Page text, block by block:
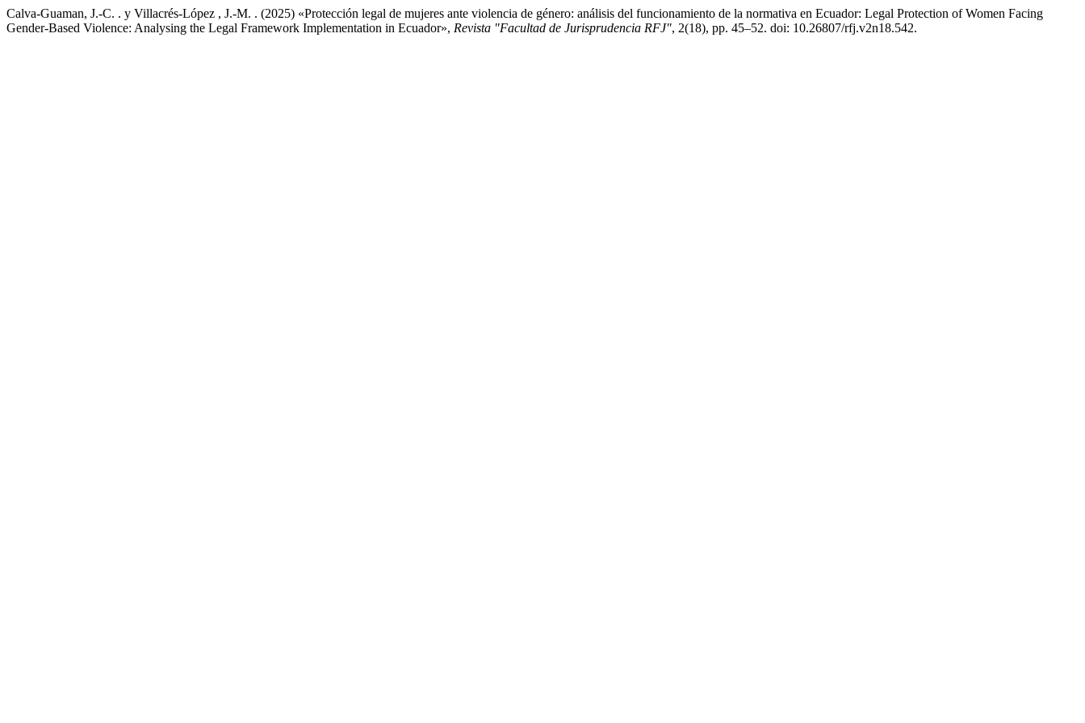
Calva-Guaman, J.-C. . y Villacrés-López , J.-M. . (2025) «Protección legal de mujeres ante violencia de género: análisis del funcionamiento de la normativa en Ecuador: Legal Protection of Women Facing
Gender-Based Violence: Analysing the Legal Framework Implementation in Ecuador», Revista "Facultad de Jurisprudencia RFJ", 2(18), pp. 45–52. doi: 10.26807/rfj.v2n18.542.